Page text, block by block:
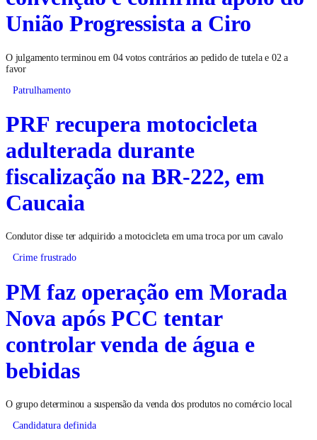
União Progressista a Ciro
O julgamento terminou em 04 votos contrários ao pedido de tutela e 02 a
favor
Patrulhamento
PRF recupera motocicleta
adulterada durante
fiscalização na BR-222, em
Caucaia
Condutor disse ter adquirido a motocicleta em uma troca por um cavalo
Crime frustrado
PM faz operação em Morada
Nova após PCC tentar
controlar venda de água e
bebidas
O grupo determinou a suspensão da venda dos produtos no comércio local
Candidatura definida